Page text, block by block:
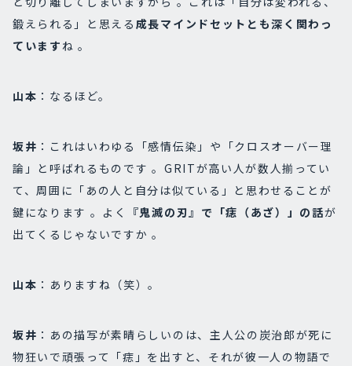
鍛えられる」と思える 成長マインドセットとも深く関わっ
ています ね 。
山本 ：なるほど。
坂井 ：これはいわゆる「感情伝染」や「クロスオーバー理
論」と呼ばれるものです 。GRITが高い人が数人揃ってい
て、周囲に「あの人と自分は似ている」と思わせることが
鍵になります 。よく
『鬼滅の刃』で「痣（あざ）」の話が
出てくるじゃないですか 。
山本 ：ありますね（笑）。
坂井 ：あの描写が素晴らしいのは、主人公の炭治郎が死に
物狂いで頑張って「痣」を出すと、それが彼一人の物語で